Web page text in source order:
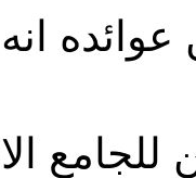
للجامع